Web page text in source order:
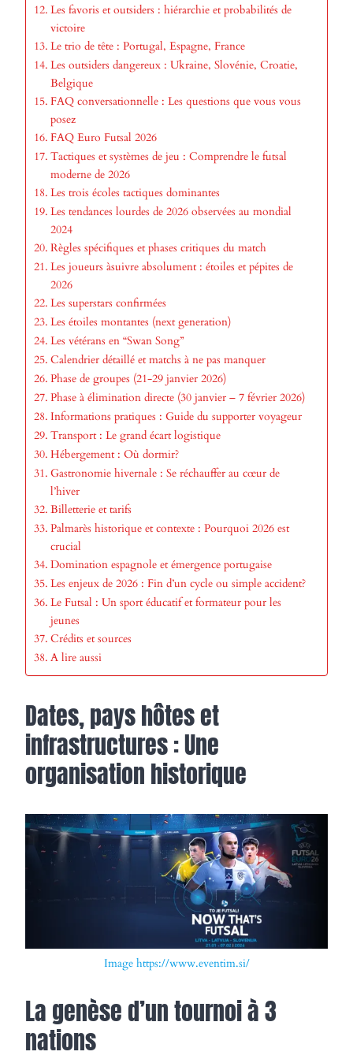
Les favoris et outsiders : hiérarchie et probabilités de
victoire
Le trio de tête : Portugal, Espagne, France
Les outsiders dangereux : Ukraine, Slovénie, Croatie,
Belgique
FAQ conversationnelle : Les questions que vous vous
posez
FAQ Euro Futsal 2026
Tactiques et systèmes de jeu : Comprendre le futsal
moderne de 2026
Les trois écoles tactiques dominantes
Les tendances lourdes de 2026 observées au mondial
2024
Règles spécifiques et phases critiques du match
Les joueurs àsuivre absolument : étoiles et pépites de
2026
Les superstars confirmées
Les étoiles montantes (next generation)
Les vétérans en “Swan Song”
Calendrier détaillé et matchs à ne pas manquer
Phase de groupes (21-29 janvier 2026)
Phase à élimination directe (30 janvier – 7 février 2026)
Informations pratiques : Guide du supporter voyageur
Transport : Le grand écart logistique
Hébergement : Où dormir?
Gastronomie hivernale : Se réchauffer au cœur de
l’hiver
Billetterie et tarifs
Palmarès historique et contexte : Pourquoi 2026 est
crucial
Domination espagnole et émergence portugaise
Les enjeux de 2026 : Fin d’un cycle ou simple accident?
Le Futsal : Un sport éducatif et formateur pour les
jeunes
Crédits et sources
A lire aussi
Dates, pays hôtes et
infrastructures : Une
organisation historique
Image https://www.eventim.si/
La genèse d’un tournoi à 3
nations